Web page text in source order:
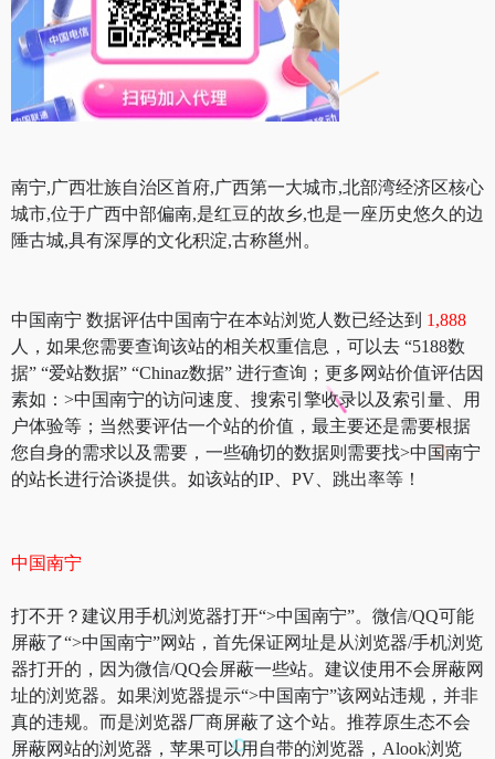
南宁,广西壮族自治区首府,广西第一大城市,北部湾经济区核心
城市,位于广西中部偏南,是红豆的故乡,也是一座历史悠久的边
陲古城,具有深厚的文化积淀,古称邕州。
中国南宁 数据评估中国南宁在本站浏览人数已经达到 1,888
人，如果您需要查询该站的相关权重信息，可以去 “5188数
据” “爱站数据” “Chinaz数据” 进行查询；更多网站价值评估因
素如：>中国南宁的访问速度、搜索引擎收录以及索引量、用
户体验等；当然要评估一个站的价值，最主要还是需要根据
您自身的需求以及需要，一些确切的数据则需要找>中国南宁
的站长进行洽谈提供。如该站的IP、PV、跳出率等！
中国南宁
打不开？建议用手机浏览器打开“>中国南宁”。微信/QQ可能
屏蔽了“>中国南宁”网站，首先保证网址是从浏览器/手机浏览
器打开的，因为微信/QQ会屏蔽一些站。建议使用不会屏蔽网
址的浏览器。如果浏览器提示“>中国南宁”该网站违规，并非
真的违规。而是浏览器厂商屏蔽了这个站。推荐原生态不会
屏蔽网站的浏览器，苹果可以用自带的浏览器，Alook浏览